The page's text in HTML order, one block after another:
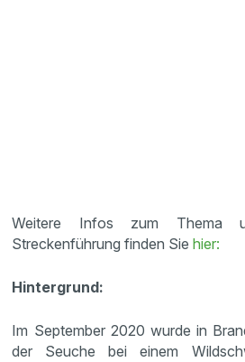
Weitere Infos zum Thema
Streckenführung finden Siehier:
Hintergrund:
Im September 2020 wurde in
der Seuche bei einem